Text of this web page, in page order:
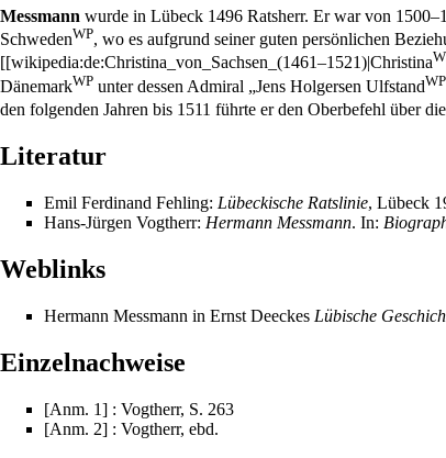
Messmann wurde in Lübeck 1496 Ratsherr. Er war von 1500–
SchwedenWP, wo es aufgrund seiner guten persönlichen
[[wikipedia:de:Christina_von_Sachsen_(1461–1521)|Christina
DänemarkWP unter dessen Admiral „Jens Holgersen UlfstandWP
den folgenden Jahren bis 1511 führte er den Oberbefehl über
Literatur
Emil Ferdinand Fehling: Lübeckische Ratslinie, Lübeck
Hans-Jürgen Vogtherr: Hermann Messmann. In:
Weblinks
Hermann Messmann in Ernst Deeckes Lübische
Einzelnachweise
[Anm. 1] : Vogtherr, S. 263
[Anm. 2] : Vogtherr, ebd.